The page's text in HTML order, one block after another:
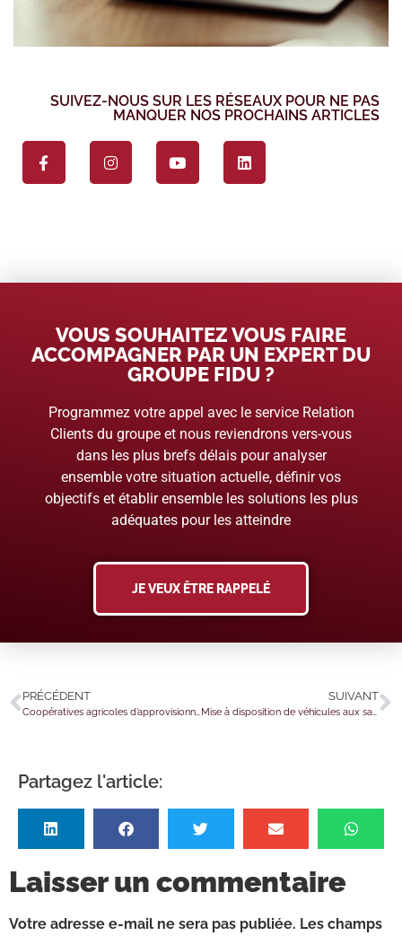
SUIVEZ-NOUS SUR LES RÉSEAUX POUR NE PAS
MANQUER NOS PROCHAINS ARTICLES
VOUS SOUHAITEZ VOUS FAIRE
ACCOMPAGNER PAR UN EXPERT DU
GROUPE FIDU ?
Programmez votre appel avec le service Relation
Clients du groupe et nous reviendrons vers-vous
dans les plus brefs délais pour analyser
ensemble votre situation actuelle, définir vos
objectifs et établir ensemble les solutions les plus
adéquates pour les atteindre
JE VEUX ÊTRE RAPPELÉ
PRÉCÉDENT
Coopératives agricoles d’approvisionnement : toujours exonérées d’impôt sur les sociétés ?
SUIVANT
Mise à disposition de véhicules aux salariés : quel régime de TVA ?
Partagez l'article:
Laisser un commentaire
Votre adresse e-mail ne sera pas publiée. Les champs